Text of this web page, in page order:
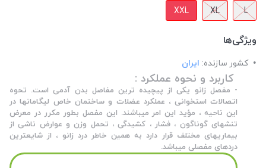
L
XL
XXL
ویژگی‌ها
کشور سازنده: ایران
کاربرد و نحوه عملکرد :
- مفصل زانو یکی از پیچیده ترین مفاصل بدن آدمی است. تحوه
اتصالات استخوانی ، عملکرد عضلات و ساختمان خاص لیگامانها در
این ناحیه ، مؤید این امر میباشند. این مفصل بطور مکرر در معرض
تنشهای گوناگون ، فشار ، کشیدگی ، تحمل وزن و عوارض ناشی از
بیماریهای مختلف قرار دارد به همین خاطر درد زانو ، از شایعترین
دردهای مفصلی میباشد.